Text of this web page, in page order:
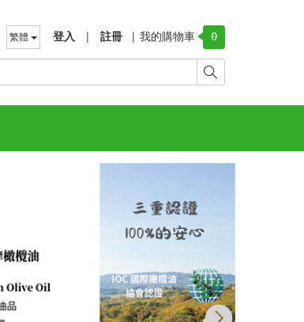
| 我的購物車 0
登入 | 註冊
繁體